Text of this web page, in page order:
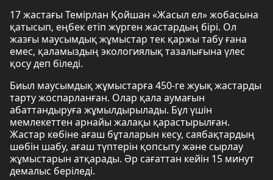
17 жастағы Темірлан Қойшан «Жасыл ел» жобасына
қатысып, еңбек етіп жүрген жастардың бірі. Ол
жазғы маусымдық жұмыстар тек қаржы табу ғана
емес, қаламыздың экологиялық тазалығына үлес
қосу деп біледі.
Биыл маусымдық жұмыстарға 450-ге жуық жастарды
тарту жоспарланған. Олар қала аумағын
абаттандыруға жұмылдырылады. Бұл үшін
мемлекеттен арнайы жалақы қарастырылған.
Жастар көбіне ағаш бұталарын кесу, саябақтардың
шөбін шабу, ағаш түптерін қопсыту және сырлау
жұмыстарын атқарады. Әр сағаттан кейін 15 минут
демалыс беріледі.